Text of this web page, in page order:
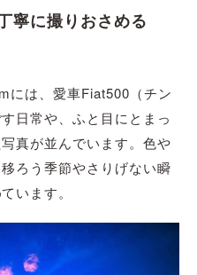
寧に撮りおさめる
には、愛車Fiat500（チン
日常や、ふと目にとまっ
真が並んでいます。色や
ろう季節やさりげない瞬
います。